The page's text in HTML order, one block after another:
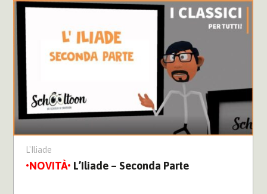
L’Iliade – Seconda Parte
L'Iliade